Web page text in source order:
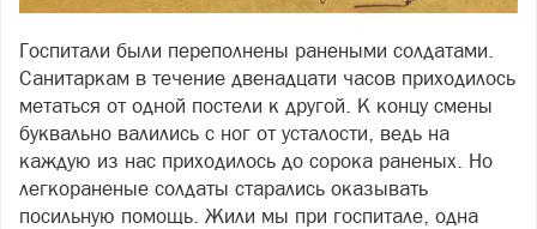
Госпитали были переполнены ранеными солдатами.
Санитаркам в течение двенадцати часов приходилось
метаться от одной постели к другой. К концу смены
буквально валились с ног от усталости, ведь на
каждую из нас приходилось до сорока раненых. Но
легкораненые солдаты старались оказывать
посильную помощь. Жили мы при госпитале, одна